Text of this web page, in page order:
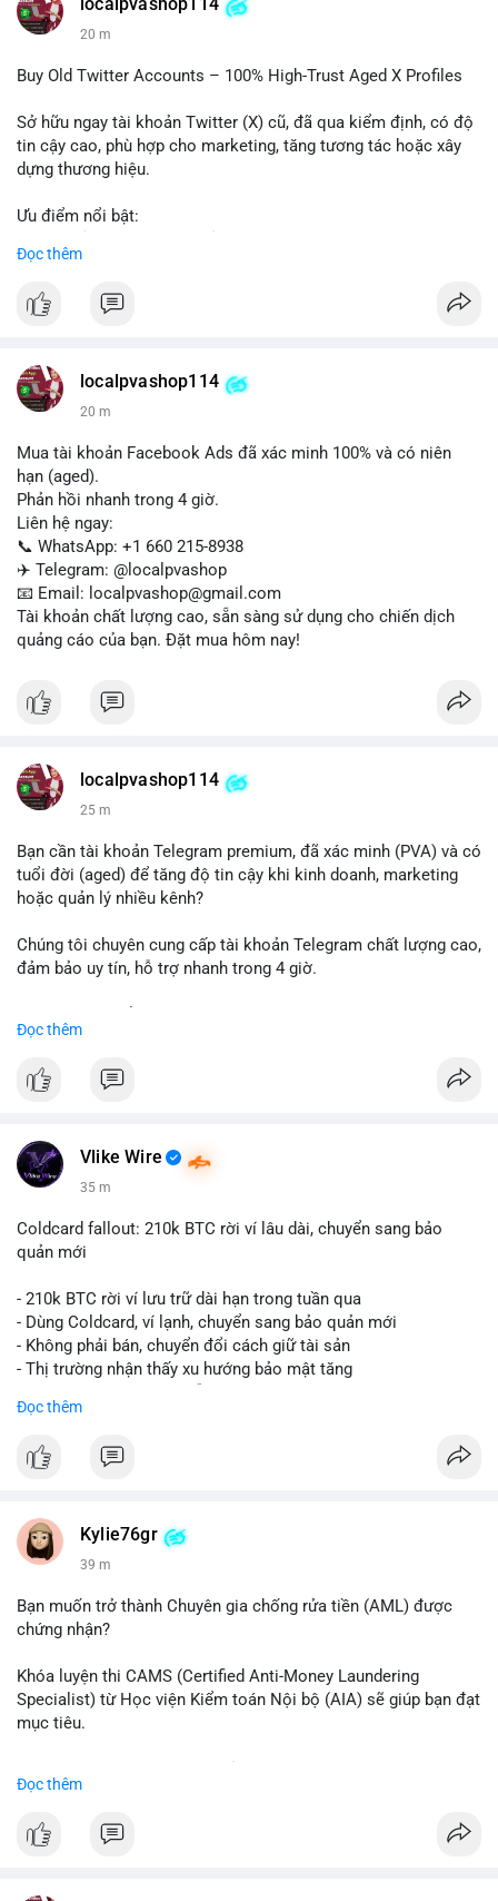
#vlikevn #titanbot
📰 Nguồn: Cointelegraph
localpvashop114
20 m
Buy Old Twitter Accounts – 100% High-Trust Aged X Profiles
Sở hữu ngay tài khoản Twitter (X) cũ, đã qua kiểm định, có độ
tin cậy cao, phù hợp cho marketing, tăng tương tác hoặc xây
dựng thương hiệu.
Ưu điểm nổi bật:
- Hồ sơ hoàn chỉnh, giảm nguy cơ bị khóa
✈️ Telegram: @localpvashop
📧 Email: localpvashop@gmail.com
Đọc thêm
localpvashop114
20 m
Mua tài khoản Facebook Ads đã xác minh 100% và có niên
hạn (aged).
Phản hồi nhanh trong 4 giờ.
Liên hệ ngay:
📞 WhatsApp: +1 660 215-8938
✈️ Telegram: @localpvashop
📧 Email: localpvashop@gmail.com
Tài khoản chất lượng cao, sẵn sàng sử dụng cho chiến dịch
quảng cáo của bạn. Đặt mua hôm nay!
localpvashop114
25 m
Bạn cần tài khoản Telegram premium, đã xác minh (PVA) và có
tuổi đời (aged) để tăng độ tin cậy khi kinh doanh, marketing
hoặc quản lý nhiều kênh?
Chúng tôi chuyên cung cấp tài khoản Telegram chất lượng cao,
đảm bảo uy tín, hỗ trợ nhanh trong 4 giờ.
📞 WhatsApp: +1 660 215-8938
📧 Email: localpvashop@gmail.com
premium, PVA, aged với giá tốt nhất!
Đọc thêm
Vlike Wire
35 m
Coldcard fallout: 210k BTC rời ví lâu dài, chuyển sang bảo
quản mới
- 210k BTC rời ví lưu trữ dài hạn trong tuần qua
- Dùng Coldcard, ví lạnh, chuyển sang bảo quản mới
- Không phải bán, chuyển đổi cách giữ tài sản
- Thị trường nhận thấy xu hướng bảo mật tăng
#vlikevn #titanbot
Đọc thêm
Kylie76gr
39 m
Bạn muốn trở thành Chuyên gia chống rửa tiền (AML) được
chứng nhận?
Khóa luyện thi CAMS (Certified Anti-Money Laundering
Specialist) từ Học viện Kiểm toán Nội bộ (AIA) sẽ giúp bạn đạt
mục tiêu.
gồm tài liệu toàn diện, câu hỏi thực hành, bài thi thử sát thực
Đọc thêm